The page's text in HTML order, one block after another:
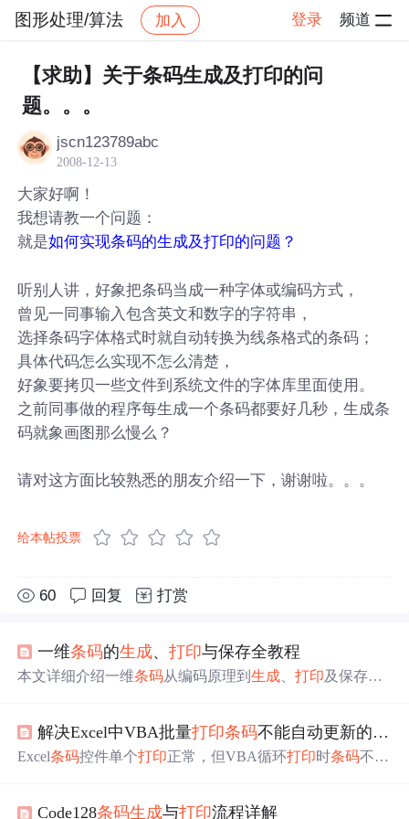
图形处理/算法 加入 登录 频道
社区 图形处理/算法 帖子详情
【求助】关于条码生成及打印的问
题。。。
jscn123789abc
2008-12-13
大家好啊！
我想请教一个问题：
就是如何实现条码的生成及打印的问题？
听别人讲，好象把条码当成一种字体或编码方式，
曾见一同事输入包含英文和数字的字符串，
选择条码字体格式时就自动转换为线条格式的条码；
具体代码怎么实现不怎么清楚，
好象要拷贝一些文件到系统文件的字体库里面使用。
之前同事做的程序每生成一个条码都要好几秒，生成条
码就象画图那么慢么？
请对这方面比较熟悉的朋友介绍一下，谢谢啦。。。
给本帖投票
60 回复 打赏
一维条码的生成、打印与保存全教程
本文详细介绍一维条码从编码原理到生成 、打印及保存的
准备、图像保存格式、数据存储方案，最后给出项目实战
规划与代码参考。
解决Excel中VBA批量打印条码不能自动更新的问题
Excel条码控件单个打印正常，但VBA循环打印时条码不随
指定样式、Direction可实现“刷新”等，同时指出部分刷新方
Code128条码生成与打印流程详解